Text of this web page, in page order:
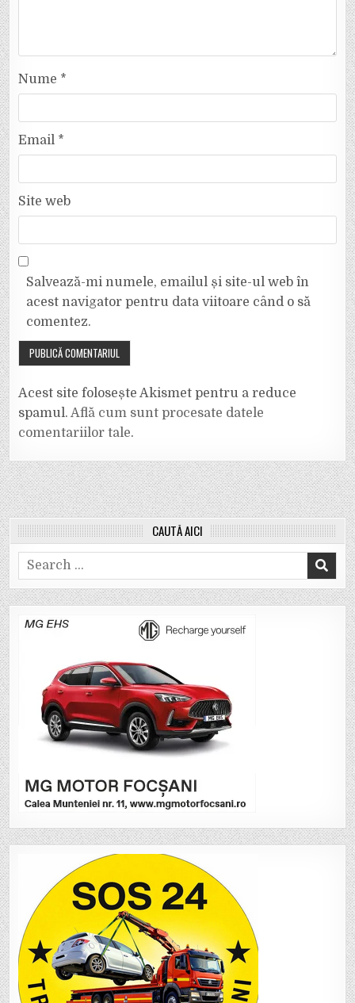
Nume *
Email *
Site web
Salvează-mi numele, emailul și site-ul web în
acest navigator pentru data viitoare când o să
comentez.
Acest site folosește Akismet pentru a reduce
spamul.Află cum sunt procesate datele
comentariilor tale.
CAUTĂ AICI
Search
for: